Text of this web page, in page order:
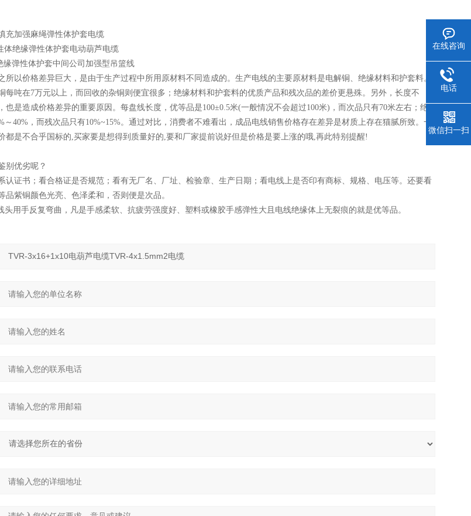
加强麻绳弹性体护套电缆
绝缘弹性体护套电动葫芦电缆
弹性体护套中间公司加强型吊篮线
所以价格差异巨大，是由于生产过程中所用原材料不同造成的。生产电线的主要原材料是电解铜、绝缘材料和护套料。
每吨在7万元以上，而回收的杂铜则便宜很多；绝缘材料和护套料的优质产品和残次品的差价更悬殊。另外，长度不
也是造成价格差异的重要原因。每盘线长度，优等品是100±0.5米(一般情况不会超过100米)，而次品只有70米左右；绝
～40%，而残次品只有10%~15%。通过对比，消费者不难看出，成品电线销售价格存在差异是材质上存在猫腻所致。一
都是不合乎国标的,买家要是想得到质量好的,要和厂家提前说好但是价格是要上涨的哦,再此特别提醒!
别优劣呢？
认证书；看合格证是否规范；看有无厂名、厂址、检验章、生产日期；看电线上是否印有商标、规格、电压等。还要看
品紫铜颜色光亮、色泽柔和，否则便是次品。
用手反复弯曲，凡是手感柔软、抗疲劳强度好、塑料或橡胶手感弹性大且电线绝缘体上无裂痕的就是优等品。
在线咨询
电话
微信扫一扫